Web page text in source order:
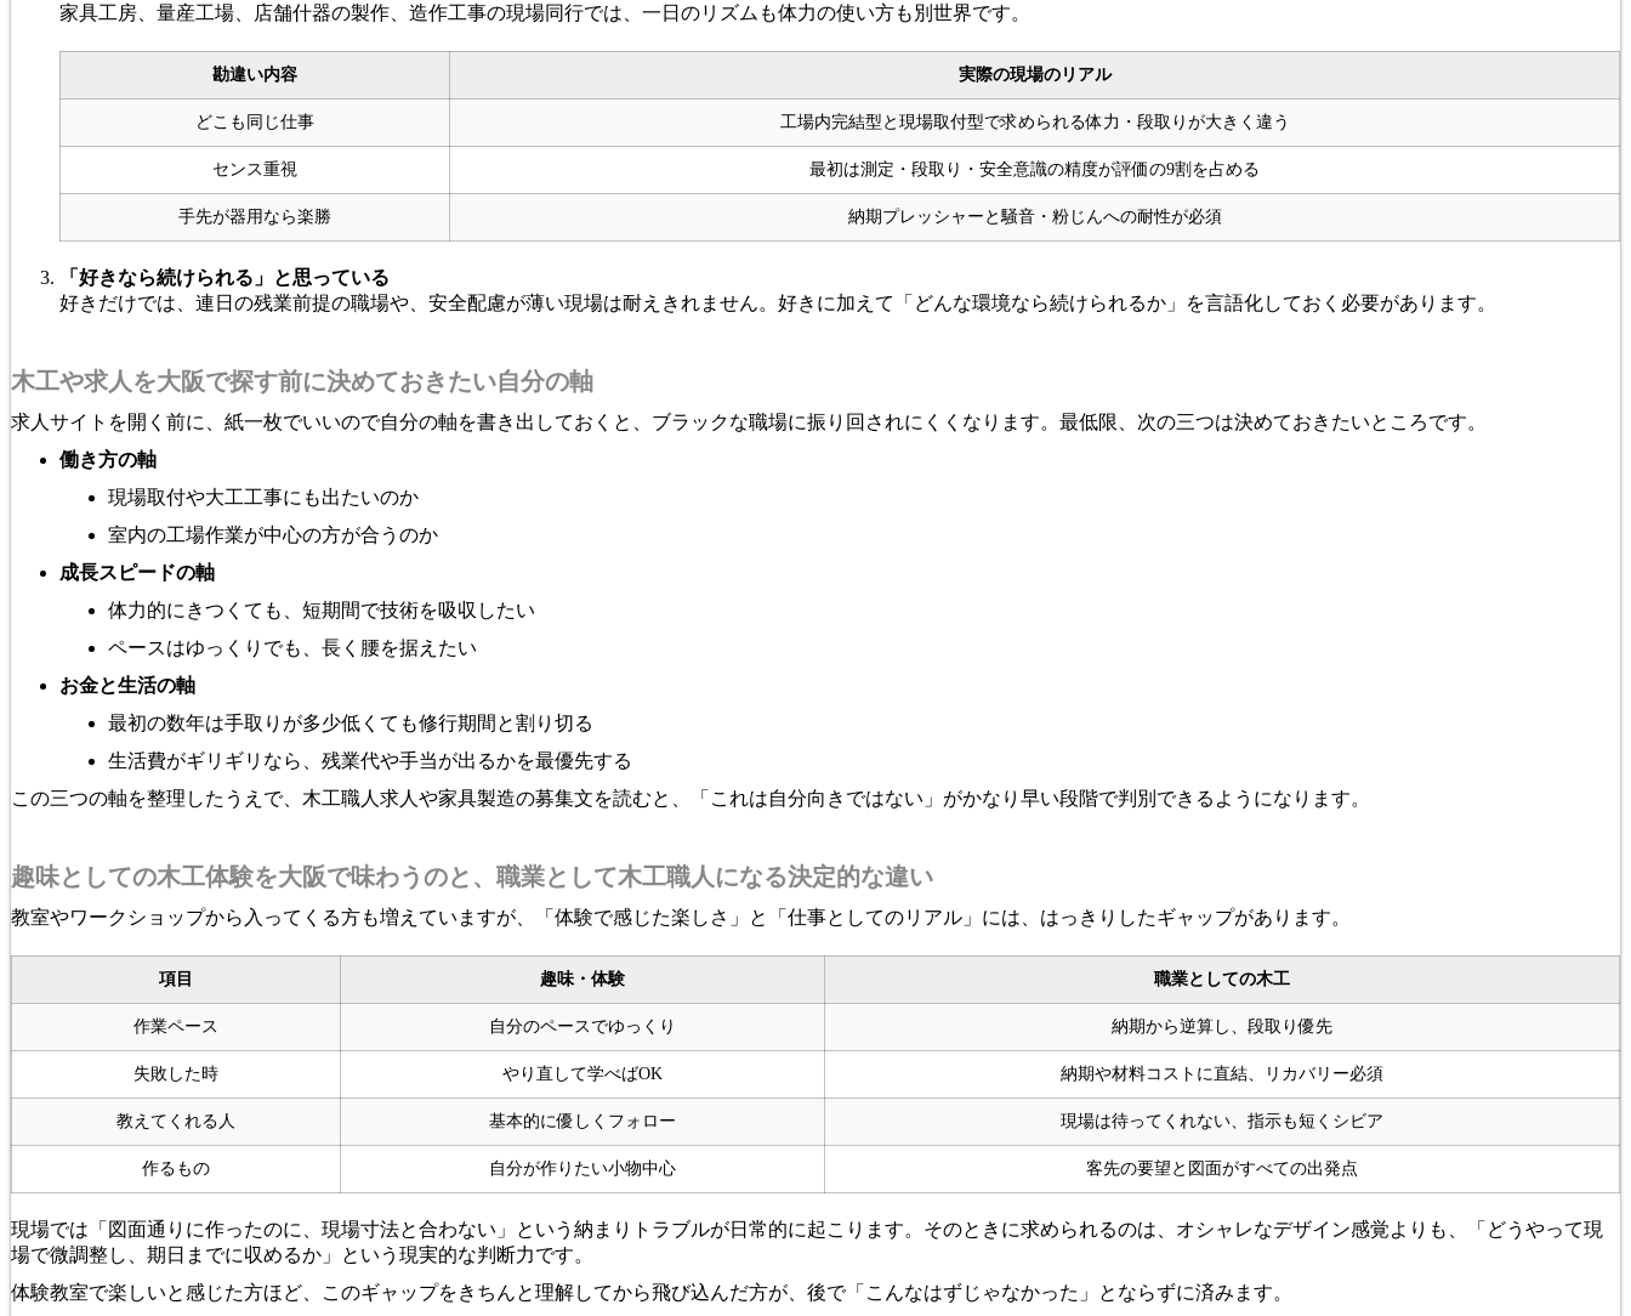
家具工房、量産工場、店舗什器の製作、造作工事の現場同行では、一日のリズムも体力の使い方も別世界です。
勘違い内容 実際の現場のリアル
どこも同じ仕事 工場内完結型と現場取付型で求められる体力・段取りが大きく違う
センス重視 最初は測定・段取り・安全意識の精度が評価の9割を占める
手先が器用なら楽勝 納期プレッシャーと騒音・粉じんへの耐性が必須
「好きなら続けられる」と思っている
好きだけでは、連日の残業前提の職場や、安全配慮が薄い現場は耐えきれません。好きに加えて「どんな環境なら続けられるか」を言語化しておく必要があります。
木工や求人を大阪で探す前に決めておきたい自分の軸
求人サイトを開く前に、紙一枚でいいので自分の軸を書き出しておくと、ブラックな職場に振り回されにくくなります。最低限、次の三つは決めておきたいところです。
働き方の軸
現場取付や大工工事にも出たいのか
室内の工場作業が中心の方が合うのか
成長スピードの軸
体力的にきつくても、短期間で技術を吸収したい
ペースはゆっくりでも、長く腰を据えたい
お金と生活の軸
最初の数年は手取りが多少低くても修行期間と割り切る
生活費がギリギリなら、残業代や手当が出るかを最優先する
この三つの軸を整理したうえで、木工職人求人や家具製造の募集文を読むと、「これは自分向きではない」がかなり早い段階で判別できるようになります。
趣味としての木工体験を大阪で味わうのと、職業として木工職人になる決定的な違い
教室やワークショップから入ってくる方も増えていますが、「体験で感じた楽しさ」と「仕事としてのリアル」には、はっきりしたギャップがあります。
項目 趣味・体験 職業としての木工
作業ペース 自分のペースでゆっくり 納期から逆算し、段取り優先
失敗した時 やり直して学べばOK 納期や材料コストに直結、リカバリー必須
教えてくれる人 基本的に優しくフォロー 現場は待ってくれない、指示も短くシビア
作るもの 自分が作りたい小物中心 客先の要望と図面がすべての出発点
現場では「図面通りに作ったのに、現場寸法と合わない」という納まりトラブルが日常的に起こります。そのときに求められるのは、オシャレなデザイン感覚よりも、「どうやって現
場で微調整し、期日までに収めるか」という現実的な判断力です。
体験教室で楽しいと感じた方ほど、このギャップをきちんと理解してから飛び込んだ方が、後で「こんなはずじゃなかった」とならずに済みます。